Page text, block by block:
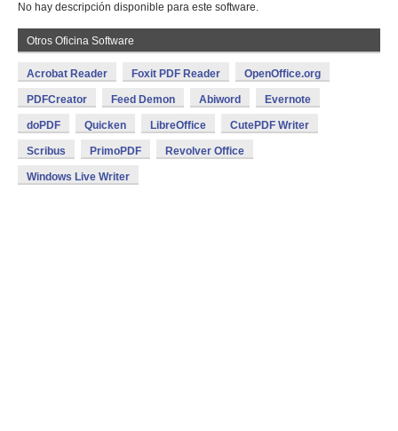
No hay descripción disponible para este software.
Otros Oficina Software
Acrobat Reader Foxit PDF Reader OpenOffice.org
PDFCreator Feed Demon Abiword Evernote
doPDF Quicken LibreOffice CutePDF Writer
Scribus PrimoPDF Revolver Office
Windows Live Writer